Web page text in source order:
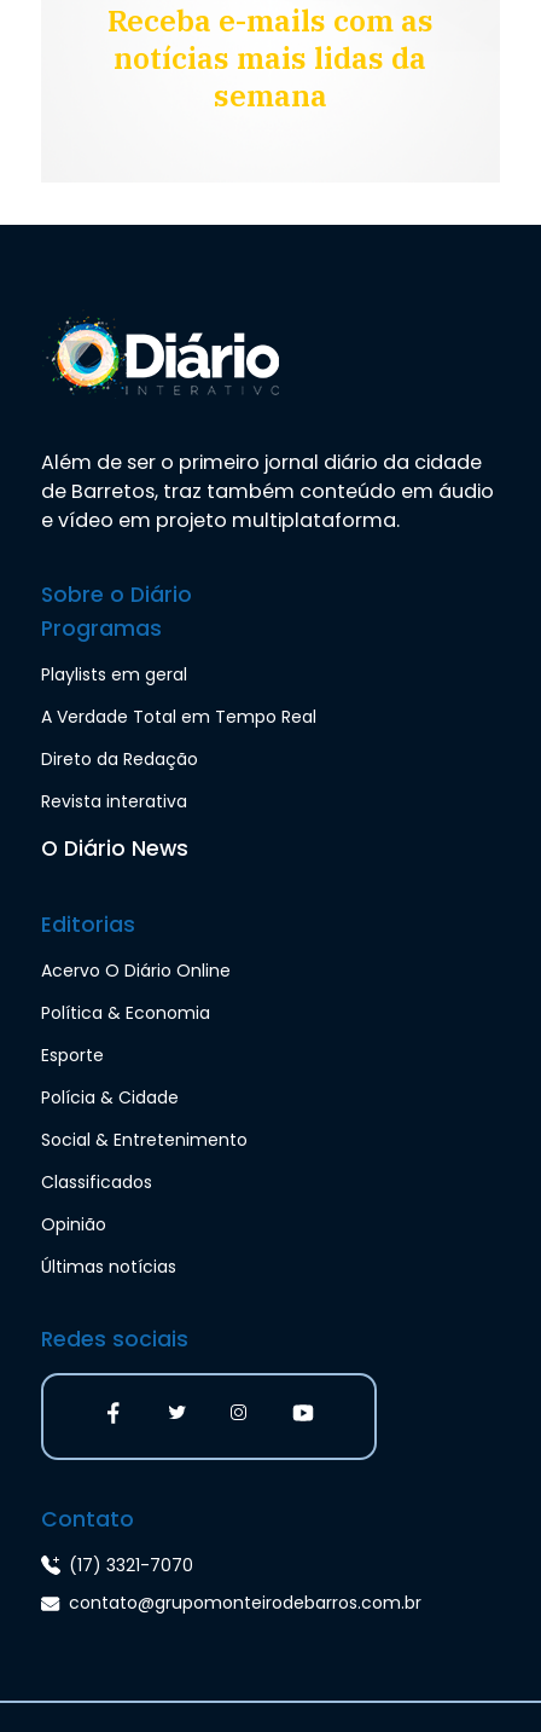
Receba e-mails com as
notícias mais lidas da
semana
Além de ser o primeiro jornal diário da cidade
de Barretos, traz também conteúdo em áudio
e vídeo em projeto multiplataforma.
Sobre o Diário
Programas
Playlists em geral
A Verdade Total em Tempo Real
Direto da Redação
Revista interativa
O Diário News
Editorias
Acervo O Diário Online
Política & Economia
Esporte
Polícia & Cidade
Social & Entretenimento
Classificados
Opinião
Últimas notícias
Redes sociais
Contato
(17) 3321-7070
contato@grupomonteirodebarros.com.br